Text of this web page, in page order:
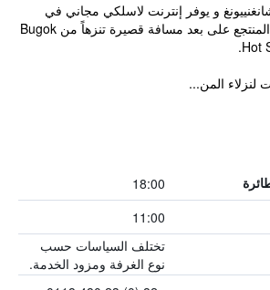
و يوفر إنترنت لاسلكي مجاني في
الأماكن العامة. كما يقع المنتجع على بعد مسافة قصيرة تنزهاً من Bugok
Hot
لنزلاء المن...
18:00
11:00
تختلف السياسات حسب
نوع الغرفة ومزود الخدمة.